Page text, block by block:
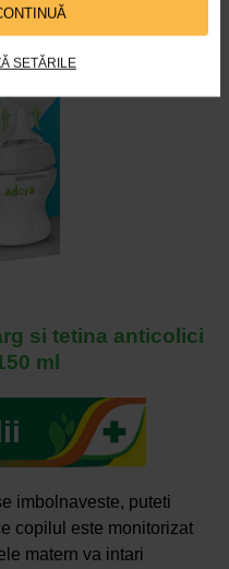
SETĂRILE
si tetina anticolici
ml
imbolnaveste, puteti
copilul este monitorizat
matern va intari